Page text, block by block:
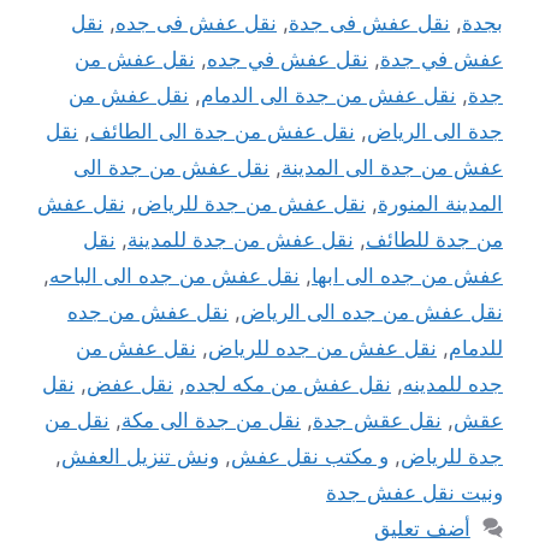
بجدة, نقل عفش فى جدة, نقل عفش فى جده, نقل
عفش في جدة, نقل عفش في جده, نقل عفش من
جدة, نقل عفش من جدة الى الدمام, نقل عفش من
جدة الى الرياض, نقل عفش من جدة الى الطائف, نقل
عفش من جدة الى المدينة, نقل عفش من جدة الى
المدينة المنورة, نقل عفش من جدة للرياض, نقل عفش
من جدة للطائف, نقل عفش من جدة للمدينة, نقل
عفش من جده الى ابها, نقل عفش من جده الى الباحه,
نقل عفش من جده الى الرياض, نقل عفش من جده
للدمام, نقل عفش من جده للرياض, نقل عفش من
جده للمدينه, نقل عفش من مكه لجده, نقل عفض, نقل
عقش, نقل عقش جدة, نقل من جدة الى مكة, نقل من
جدة للرياض, و مكتب نقل عفش, ونش تنزيل العفش,
ونيت نقل عفش جدة
أضف تعليق